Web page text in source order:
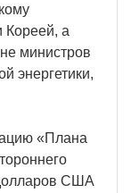
Кореей, а
министров
энергетики,
«Плана
США